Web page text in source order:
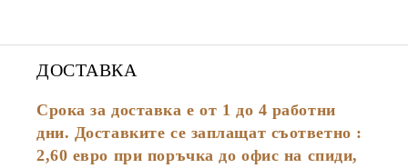
ДОСТАВКА
Срока за доставка е от 1 до 4 работни
дни. Доставките се заплащат съответно :
2,60 евро при поръчка до офис на спиди,